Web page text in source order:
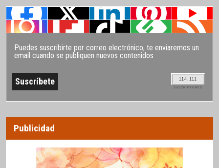
Puedes suscribirte por correo electrónico, te enviaremos un
email cuando se publiquen nuevos contenidos
114.111
SUSCRIPTORES
Publicidad